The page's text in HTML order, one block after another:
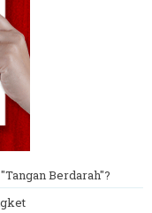
Berdarah"?